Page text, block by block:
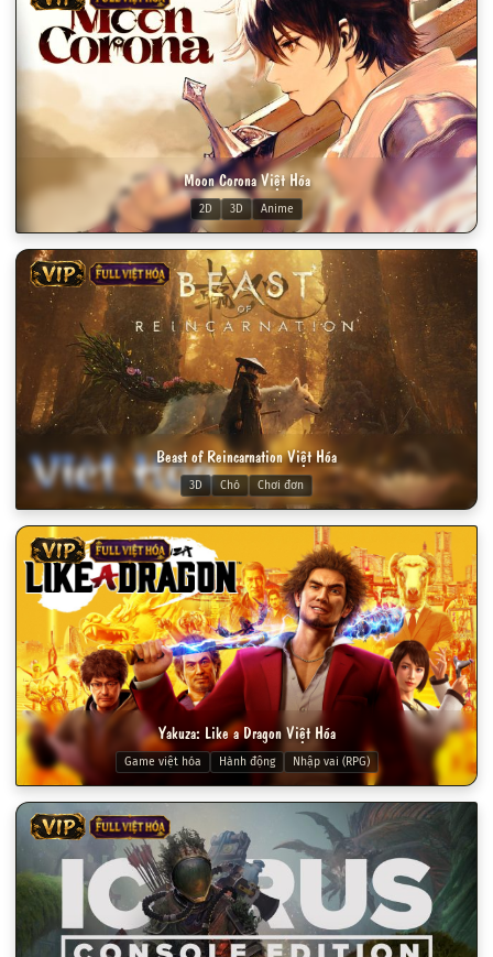
Moon Corona Việt Hóa
2D 3D Anime
VIP FULL VIỆT HÓA
Beast of Reincarnation Việt Hóa
3D Chó Chơi đơn
VIP FULL VIỆT HÓA
Yakuza: Like a Dragon Việt Hóa
Game việt hóa Hành động Nhập vai (RPG)
VIP FULL VIỆT HÓA